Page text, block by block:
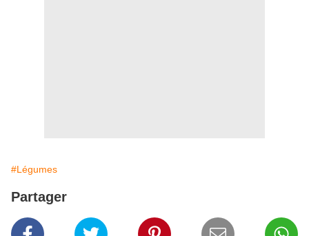
#Légumes
Partager